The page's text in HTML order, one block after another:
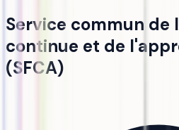
Service commun de
continue et de
(SFCA)